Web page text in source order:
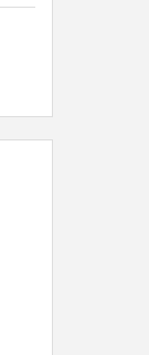
值